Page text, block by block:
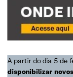
A partir do dia 5 de
disponibilizar